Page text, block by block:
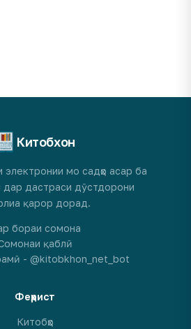
Китобхон
мо садҳо асар ба
дар дастраси дӯстдорони
қарор дорад.
бораи сомона
қаблӣ
- @kitobkhon_net_bot
Феҳрист
Китобҳо